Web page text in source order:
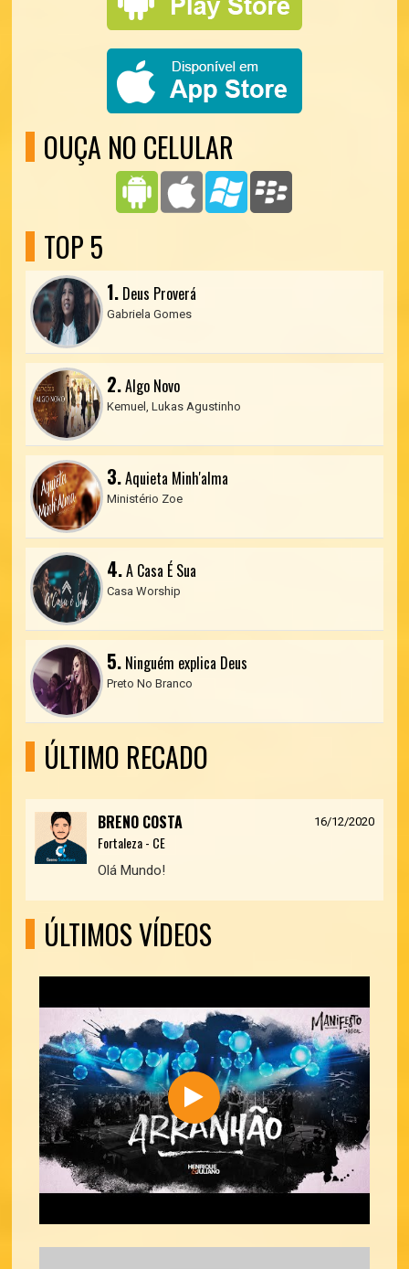
OUÇA NO CELULAR
TOP 5
1. Deus Proverá
Gabriela Gomes
2.Algo Novo
Kemuel, Lukas Agustinho
3.Aquieta Minh'alma
Ministério Zoe
4.A Casa É Sua
Casa Worship
5. Ninguém explica Deus
Preto No Branco
ÚLTIMO RECADO
BRENO COSTA 16/12/2020
Fortaleza - CE
Olá Mundo!
ÚLTIMOS VÍDEOS